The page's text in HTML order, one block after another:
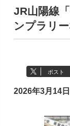
JR山陽線
ンプラリ
ポスト
2026年3月14